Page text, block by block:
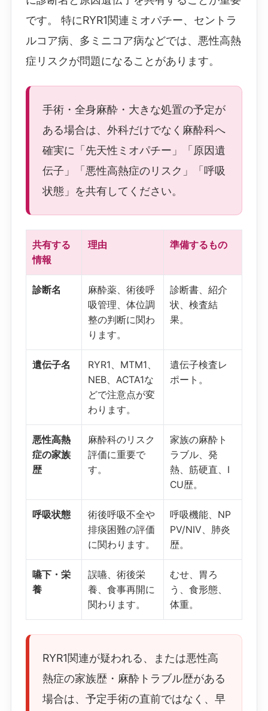
です。 特にRYR1関連ミオパチー、セントラ
ルコア病、多ミニコア病などでは、悪性高熱
症リスクが問題になることがあります。
手術・全身麻酔・大きな処置の予定が
ある場合は、外科だけでなく麻酔科へ
確実に「先天性ミオパチー」「原因遺
伝子」「悪性高熱症のリスク」「呼吸
状態」を共有してください。
共有する
情報
理由 準備するもの
診断名
麻酔薬、術後呼
吸管理、体位調
整の判断に関わ
ります。
診断書、紹介
状、検査結
果。
遺伝子名
RYR1、MTM1、
NEB、ACTA1な
どで注意点が変
わります。
遺伝子検査レ
ポート。
悪性高熱
症の家族
歴
麻酔科のリスク
評価に重要で
す。
家族の麻酔ト
ラブル、発
熱、筋硬直、I
CU歴。
呼吸状態
術後呼吸不全や
排痰困難の評価
に関わります。
呼吸機能、NP
PV/NIV、肺炎
歴。
嚥下・栄
養
誤嚥、術後栄
養、食事再開に
関わります。
むせ、胃ろ
う、食形態、
体重。
RYR1関連が疑われる、または悪性高
熱症の家族歴・麻酔トラブル歴がある
場合は、予定手術の直前ではなく、早